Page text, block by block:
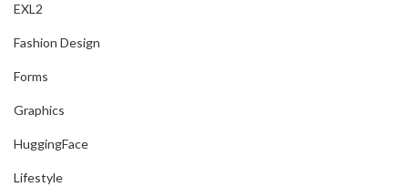
EXL2
Fashion Design
Forms
Graphics
HuggingFace
Lifestyle